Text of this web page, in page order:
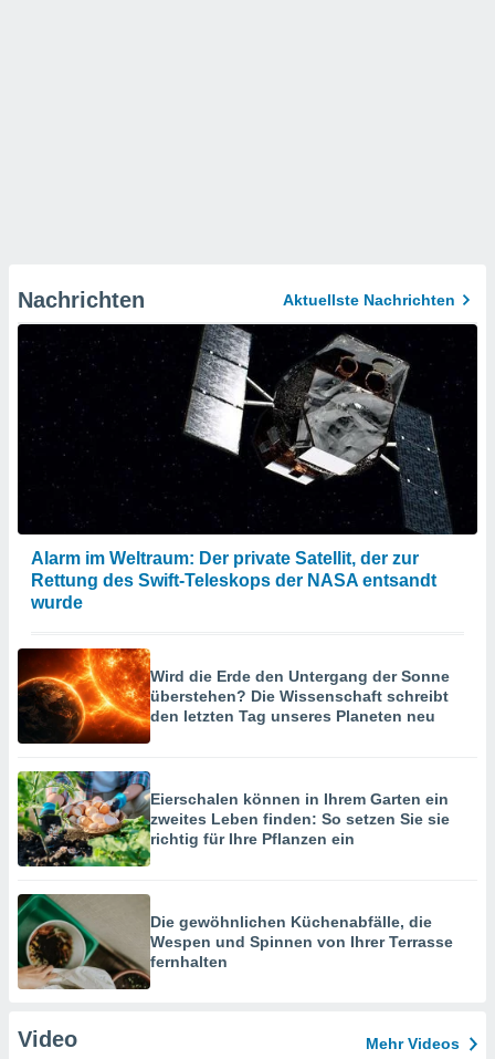
Nachrichten Aktuellste Nachrichten
Alarm im Weltraum: Der private Satellit, der zur
Rettung des Swift-Teleskops der NASA entsandt
wurde
Wird die Erde den Untergang der Sonne
überstehen? Die Wissenschaft schreibt
den letzten Tag unseres Planeten neu
Eierschalen können in Ihrem Garten ein
zweites Leben finden: So setzen Sie sie
richtig für Ihre Pflanzen ein
Die gewöhnlichen Küchenabfälle, die
Wespen und Spinnen von Ihrer Terrasse
fernhalten
Video Mehr Videos